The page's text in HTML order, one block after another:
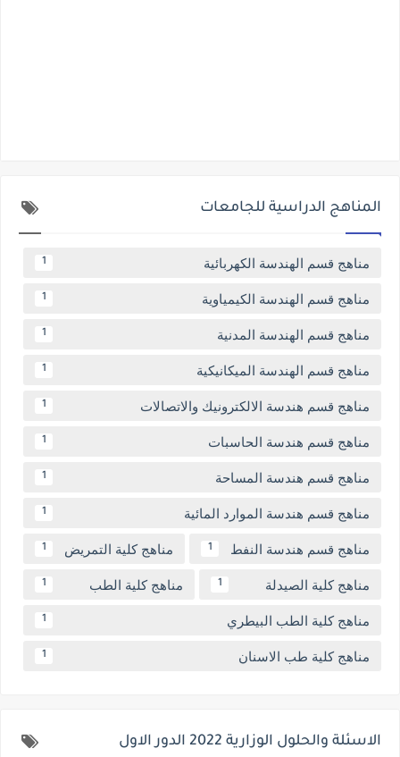
المناهج الدراسية للجامعات
مناهج قسم الهندسة الكهربائية 1
مناهج قسم الهندسة الكيمياوية 1
مناهج قسم الهندسة المدنية 1
مناهج قسم الهندسة الميكانيكية 1
مناهج قسم هندسة الالكترونيك والاتصالات 1
مناهج قسم هندسة الحاسبات 1
مناهج قسم هندسة المساحة 1
مناهج قسم هندسة الموارد المائية 1
مناهج قسم هندسة النفط 1 مناهج كلية التمريض 1
مناهج كلية الصيدلة 1 مناهج كلية الطب 1
مناهج كلية الطب البيطري 1
مناهج كلية طب الاسنان 1
الاسئلة والحلول الوزارية 2022 الدور الاول